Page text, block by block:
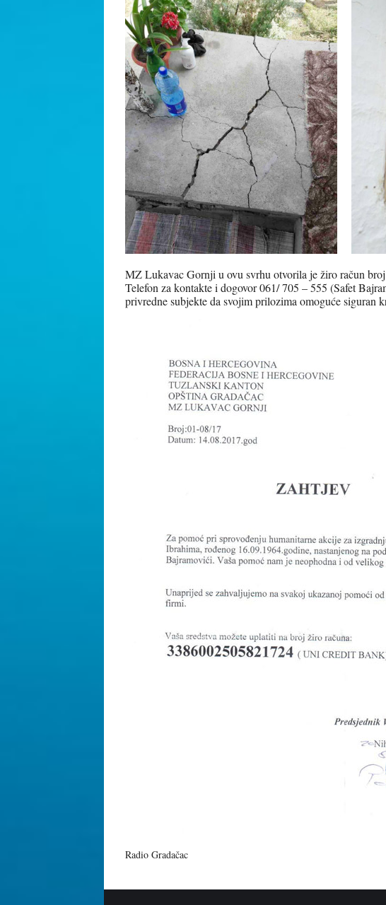
MZ Lukavac Gornji u ovu svrhu otvorila je žiro račun broj
Telefon za kontakte i dogovor 061/ 705 – 555 (Safet
privredne subjekte da svojim prilozima omoguće siguran
Radio Gradačac